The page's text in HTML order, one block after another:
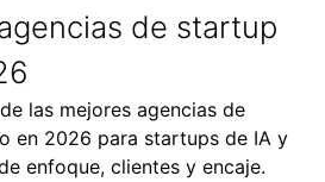
de startup
las mejores agencias de
en 2026 para startups de IA y
enfoque, clientes y encaje.